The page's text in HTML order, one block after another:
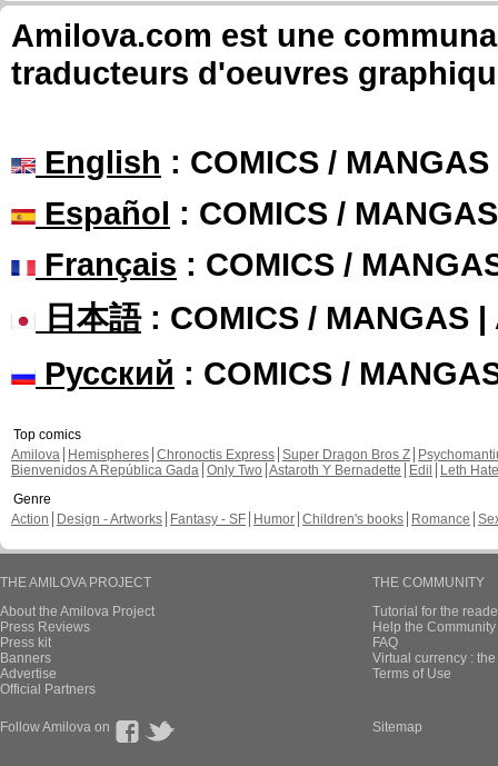
Amilova.com est une
traducteurs d'oeuvres
English : COMICS /
Español : COMICS /
Français : COMICS /
日本語: COMICS / MANGAS |
Русский : COMICS /
Top comics
Amilova
Hemispheres Chronoctis Express Super Dragon Bros Z
Bienvenidos A República Gada Only Two Astaroth Y Bernadette Edil
Leth Hate
Genre
Action
Design - Artworks Fantasy - SF Humor Children's books Romance
THE AMILOVA PROJECT
About the Amilova Project
Press Reviews
Press kit
Banners
Advertise
Official Partners
THE COMMUNITY
Tutorial for the
Help the
FAQ
Virtual currency :
Terms of Use
Follow Amilova on Sitemap